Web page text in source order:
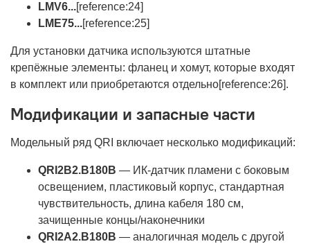
LMV6...[reference:24]
LME75...[reference:25]
Для установки датчика используются штатные
крепёжные элементы: фланец и хомут, которые входят
в комплект или приобретаются отдельно[reference:26].
Модификации и запасные части
Модельный ряд QRI включает несколько модификаций:
QRI2B2.B180B — ИК-датчик пламени с боковым
освещением, пластиковый корпус, стандартная
чувствительность, длина кабеля 180 см,
зачищенные концы/наконечники
QRI2A2.B180B — аналогичная модель с другой